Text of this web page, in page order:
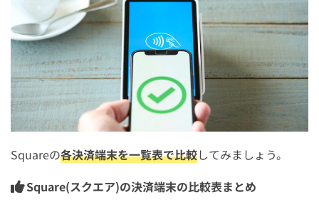
営者におすすめ？
Squareリーダーはこんな店舗におすすめ
Squareターミナルはこんな店舗におすすめ
Squareレジスターはこんな店舗におすすめ
Squareスタンドはこんな店舗におすすめ
Squareハンディはこんな店舗におすすめ
Square Tap to Pay(タッチ決済)はこんな店舗におすすめ
Square(スクエア)の決済端末をお得に購入する方法
Squareの各決済端末を一覧表で比較してみましょう。
Square(スクエア)の決済端末の比較表まとめ